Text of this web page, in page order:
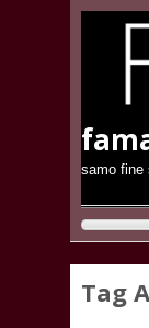
samo fine
Tag